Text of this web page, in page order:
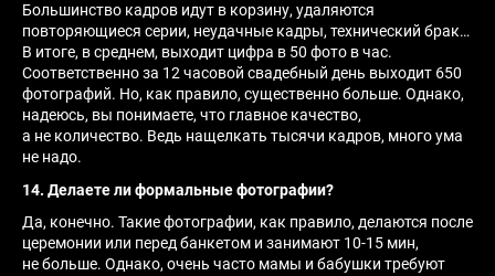
Большинство кадров идут в корзину, удаляются
повторяющиеся серии, неудачные кадры, технический брак…
В итоге, в среднем, выходит цифра в 50 фото в час.
Соответственно за 12 часовой свадебный день выходит 650
фотографий. Но, как правило, существенно больше. Однако,
надеюсь, вы понимаете, что главное качество,
а не количество. Ведь нащелкать тысячи кадров, много ума
не надо.
14. Делаете ли формальные фотографии?
Да, конечно. Такие фотографии, как правило, делаются после
церемонии или перед банкетом и занимают 10-15 мин,
не больше. Однако, очень часто мамы и бабушки требуют